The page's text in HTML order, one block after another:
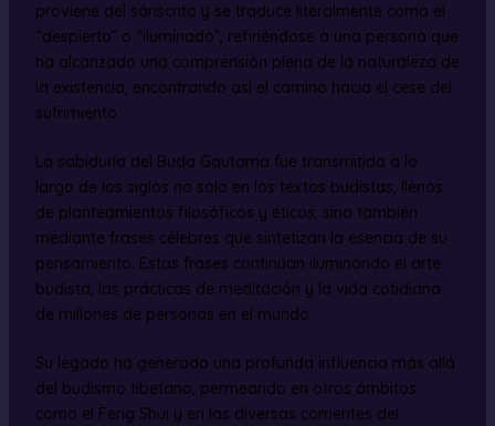
proviene del sánscrito y se traduce literalmente como el
“despierto” o “iluminado”, refiriéndose a una persona que
ha alcanzado una comprensión plena de la naturaleza de
la existencia, encontrando así el camino hacia el cese del
sufrimiento.
La sabiduría del Buda Gautama fue transmitida a lo
largo de los siglos no solo en los textos budistas, llenos
de planteamientos filosóficos y éticos, sino también
mediante frases célebres que sintetizan la esencia de su
pensamiento. Estas frases continúan iluminando el arte
budista, las prácticas de meditación y la vida cotidiana
de millones de personas en el mundo.
Su legado ha generado una profunda influencia más allá
del budismo tibetano, permeando en otros ámbitos
como el Feng Shui y en las diversas corrientes del